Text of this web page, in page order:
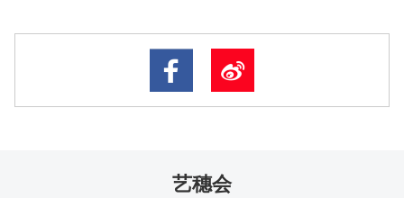
艺穗会